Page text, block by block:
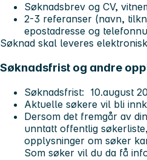
Søknadsbrev og CV,
2-3 referanser (navn,
epostadresse og
Søknad skal leveres
Søknadsfrist og andre
Søknadsfrist: 10.august
Aktuelle søkere vil bli
Dersom det fremgår av
unntatt offentlig
opplysninger om søker
Som søker vil du da få